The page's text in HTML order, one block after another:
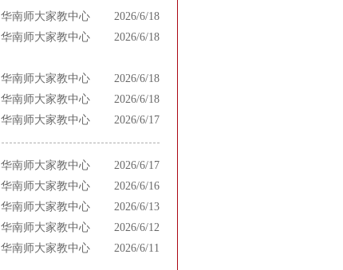
华南师大家教中心 2026/6/18
华南师大家教中心
2026/6/18
华南师大家教中心
2026/6/18
华南师大家教中心
2026/6/18
华南师大家教中心
2026/6/17
华南师大家教中心 2026/6/17
华南师大家教中心
2026/6/16
华南师大家教中心
2026/6/13
华南师大家教中心
2026/6/12
华南师大家教中心
2026/6/11